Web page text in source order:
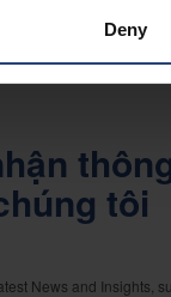
Deny
tôi
News and Insights,